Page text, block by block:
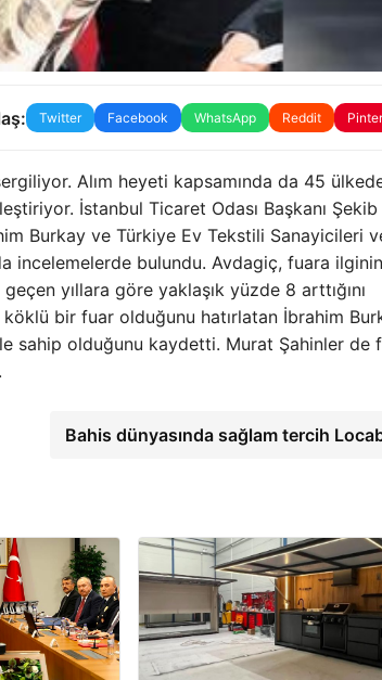
Twitter Facebook WhatsApp Reddit
Alım heyeti kapsamında da 45
İstanbul Ticaret Odası Başkanı Şekib
Burkay ve Türkiye Ev Tekstili Sanayicileri
incelemelerde bulundu. Avdagiç, fuara
yıllara göre yaklaşık yüzde 8 arttığını
bir fuar olduğunu hatırlatan İbrahim
sahip olduğunu kaydetti. Murat Şahinler de
Bahis dünyasında sağlam tercih